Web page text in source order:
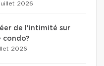
2026
de l'intimité sur
condo?
2026